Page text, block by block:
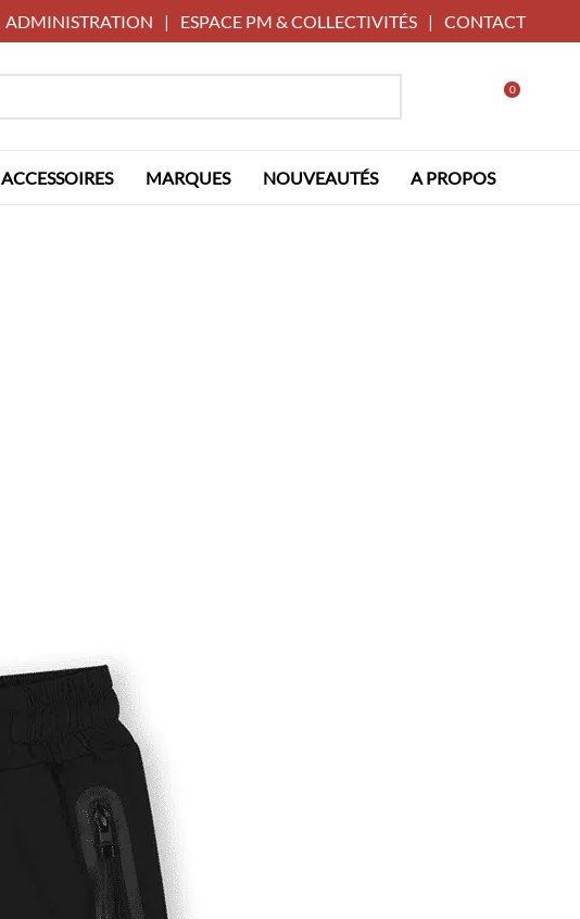
ADMINISTRATION | ESPACE PM & COLLECTIVITÉS | CONTACT
0
ACCESSOIRES MARQUES NOUVEAUTÉS A PROPOS